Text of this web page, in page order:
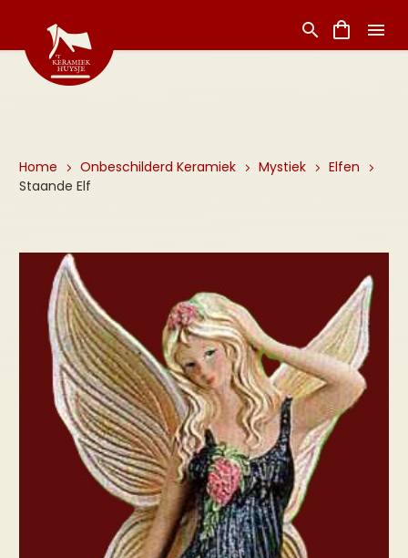
Home Onbeschilderd Keramiek Mystiek
Elfen
Staande Elf